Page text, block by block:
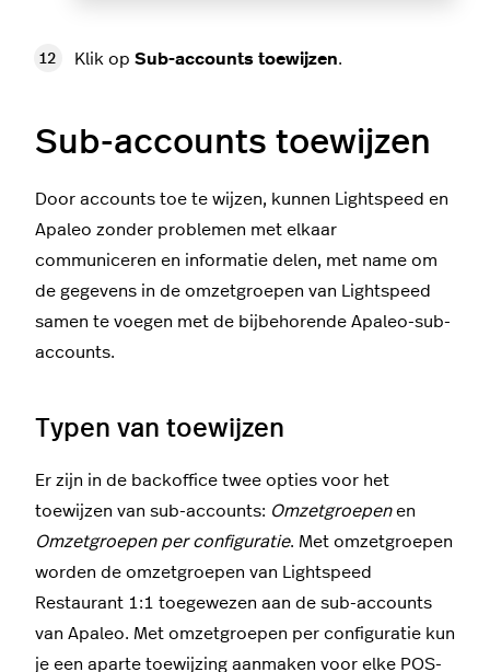
Klik op Sub-accounts toewijzen.
Sub-accounts toewijzen
Door accounts toe te wijzen, kunnen Lightspeed en
Apaleo zonder problemen met elkaar
communiceren en informatie delen, met name om
de gegevens in de omzetgroepen van Lightspeed
samen te voegen met de bijbehorende Apaleo-sub-
accounts.
Typen van toewijzen
Er zijn in de backoffice twee opties voor het
toewijzen van sub-accounts: Omzetgroepenen
Omzetgroepen per configuratie. Met omzetgroepen
worden de omzetgroepen van Lightspeed
Restaurant 1:1 toegewezen aan de sub-accounts
van Apaleo. Met omzetgroepen per configuratie kun
je een aparte toewijzing aanmaken voor elke POS-